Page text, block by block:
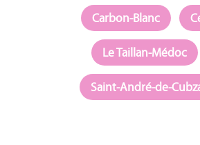
Carbon-Blanc
Le Taillan-Médoc
Saint-André-de-